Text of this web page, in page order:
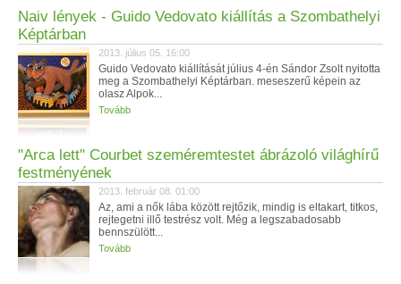
Naiv lények - Guido Vedovato kiállítás a Szombathelyi
Képtárban
2013. július 05. 16:00
Guido Vedovato kiállítását július 4-én Sándor Zsolt nyitotta
meg a Szombathelyi Képtárban. meseszerű képein az
olasz Alpok...
Tovább
"Arca lett" Courbet szeméremtestet ábrázoló világhírű
festményének
2013. február 08. 01:00
Az, ami a nők lába között rejtőzik, mindig is eltakart, titkos,
rejtegetni illő testrész volt. Még a legszabadosabb
bennszülött...
Tovább